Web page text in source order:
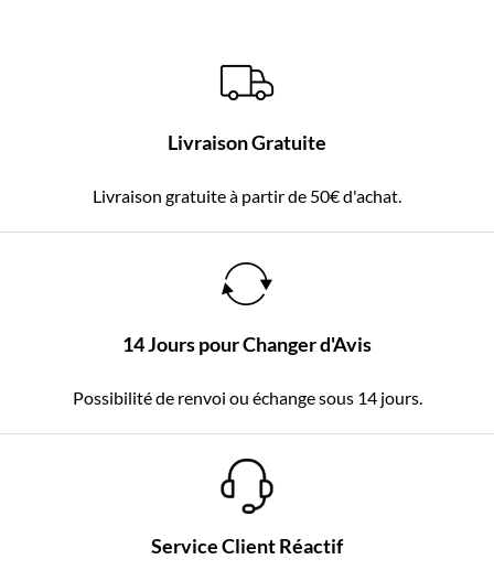
Livraison Gratuite
Livraison gratuite à partir de 50€ d'achat.
14 Jours pour Changer d'Avis
Possibilité de renvoi ou échange sous 14 jours.
Service Client Réactif